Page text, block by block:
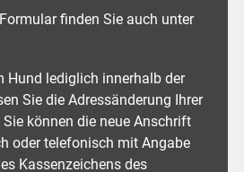
finden Sie auch unter
Hund lediglich innerhalb der
Sie die Adressänderung Ihrer
können die neue Anschrift
oder telefonisch mit Angabe
Kassenzeichens des